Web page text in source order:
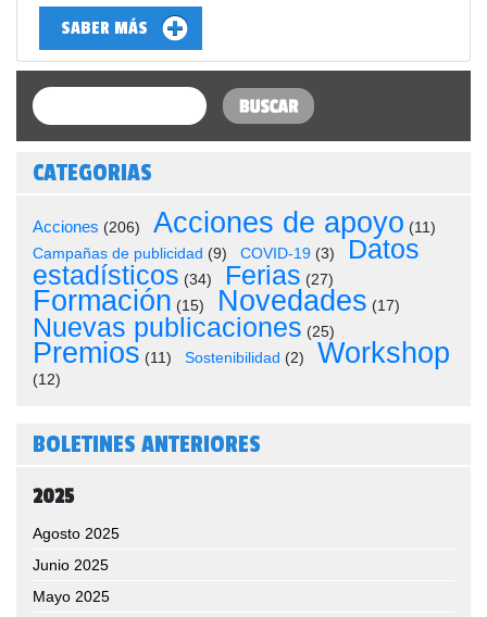
SABER MÁS
CATEGORIAS
Acciones (206) Acciones de apoyo (11)
Campañas de publicidad (9) COVID-19 (3)
Datos
estadísticos (34) Ferias (27)
Formación (15) Novedades (17)
Nuevas publicaciones (25)
Premios (11) Sostenibilidad (2) Workshop
(12)
BOLETINES ANTERIORES
2025
Agosto 2025
Junio 2025
Mayo 2025